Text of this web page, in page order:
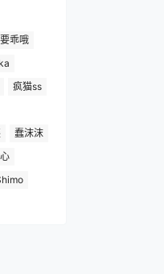
乖哦
疯猫ss
蠢沫沫